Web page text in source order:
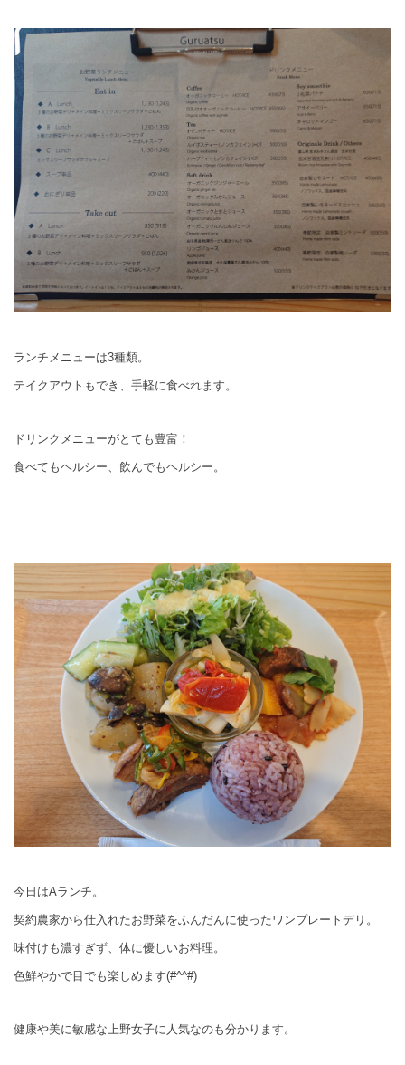
ランチメニューは3種類。
テイクアウトもでき、手軽に食べれます。
ドリンクメニューがとても豊富！
食べてもヘルシー、飲んでもヘルシー。
今日はAランチ。
契約農家から仕入れたお野菜をふんだんに使ったワンプレートデリ。
味付けも濃すぎず、体に優しいお料理。
色鮮やかで目でも楽しめます(#^^#)
健康や美に敏感な上野女子に人気なのも分かります。